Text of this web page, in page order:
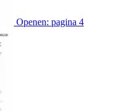
Openen: pagina 4